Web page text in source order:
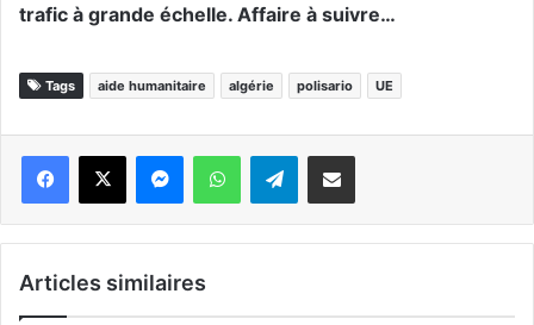
trafic à grande échelle. Affaire à suivre…
Tags aide humanitaire algérie polisario UE
WhatsApp Telegram
Articles similaires